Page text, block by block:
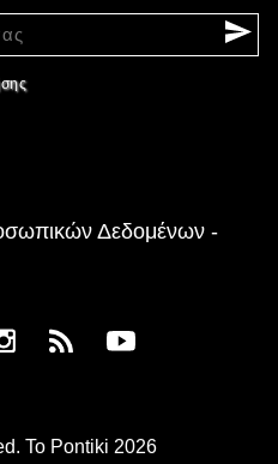
Δεδομένων -
To Pontiki 2026